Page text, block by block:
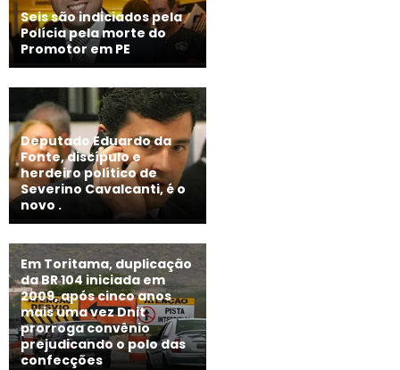
Seis são indiciados pela
Polícia pela morte do
Promotor em PE
Deputado Eduardo da
Fonte, discípulo e
herdeiro político de
Severino Cavalcanti, é o
novo .
Em Toritama, duplicação
da BR 104 iniciada em
2009, após cinco anos
mais uma vez Dnit
prorroga convênio
prejudicando o polo das
confecções